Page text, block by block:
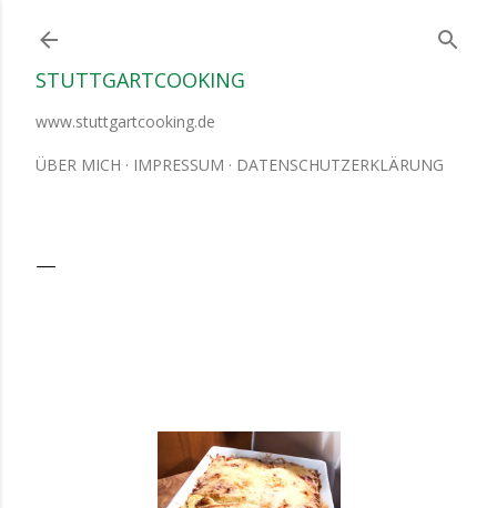
STUTTGARTCOOKING
www.stuttgartcooking.de
ÜBER MICH IMPRESSUM DATENSCHUTZERKLÄRUNG